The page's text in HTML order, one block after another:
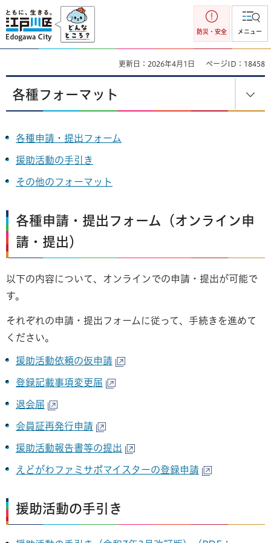
江戸川区
防災・安全 メニュー
更新日：2026年4月1日 ページID：18458
各種フォーマット
各種申請・提出フォーム
援助活動の手引き
その他のフォーマット
各種申請・提出フォーム（オンライン申
請・提出）
以下の内容について、オンラインでの申請・提出が可能で
す。
それぞれの申請・提出フォームに従って、手続きを進めて
ください。
援助活動依頼の仮申請
登録記載事項変更届
退会届
会員証再発行申請
援助活動報告書等の提出
えどがわファミサポマイスターの登録申請
援助活動の手引き